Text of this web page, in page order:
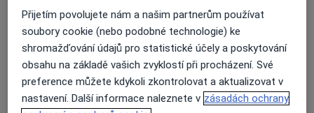
Celkové vyšetření
Detaily
Diagnostické testy
Detaily
Přijetím povolujete nám a našim partnerům používat
soubory cookie (nebo podobné technologie) ke
shromažďování údajů pro statistické účely a poskytování
obsahu na základě vašich zvyklostí při procházení. Své
preference můžete kdykoli zkontrolovat a aktualizovat v
nastavení. Další informace naleznete v zásadách ochrany